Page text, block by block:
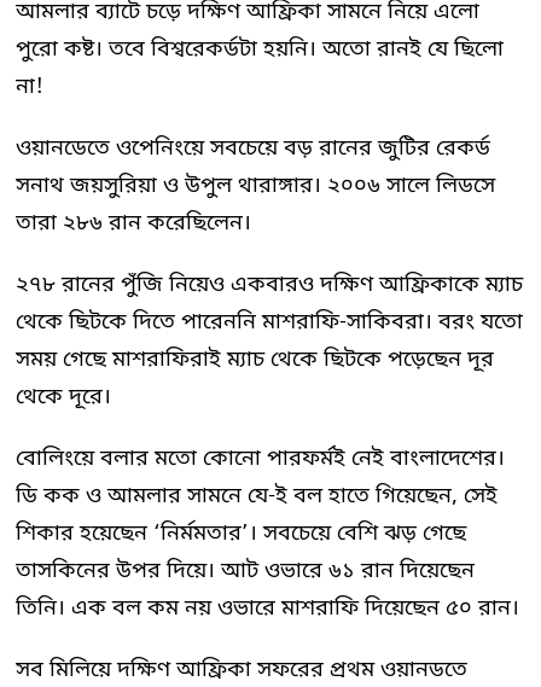
আমলার ব্যাটে চড়ে দক্ষিণ আফ্রিকা সামনে নিয়ে এলো
পুরো কষ্ট। তবে বিশ্বরেকর্ডটা হয়নি। অতো রানই যে ছিলো
না!
ওয়ানডেতে ওপেনিংয়ে সবচেয়ে বড় রানের জুটির রেকর্ড
সনাথ জয়সুরিয়া ও উপুল থারাঙ্গার। ২০০৬ সালে লিডসে
তারা ২৮৬ রান করেছিলেন।
২৭৮ রানের পুঁজি নিয়েও একবারও দক্ষিণ আফ্রিকাকে ম্যাচ
থেকে ছিটকে দিতে পারেননি মাশরাফি-সাকিবরা। বরং যতো
সময় গেছে মাশরাফিরাই ম্যাচ থেকে ছিটকে পড়েছেন দূর
থেকে দূরে।
বোলিংয়ে বলার মতো কোনো পারফর্মই নেই বাংলাদেশের।
ডি কক ও আমলার সামনে যে-ই বল হাতে গিয়েছেন, সেই
শিকার হয়েছেন ‘নির্মমতার’। সবচেয়ে বেশি ঝড় গেছে
তাসকিনের উপর দিয়ে। আট ওভারে ৬১ রান দিয়েছেন
তিনি। এক বল কম নয় ওভারে মাশরাফি দিয়েছেন ৫০ রান।
সব মিলিয়ে দক্ষিণ আফ্রিকা সফরের প্রথম ওয়ানডতে